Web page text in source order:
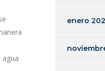
enero